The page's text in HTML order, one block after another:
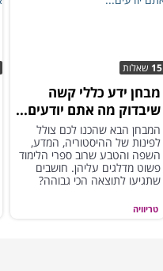
טריוויה
15 שאלות
מבחן ידע כללי קשה
שיבדוק מה אתם יודעים...
המבחן הבא שהכנו לכם צולל
לפינות של ההיסטוריה, המדע,
השפה והטבע שרוב ספרי הלימוד
פשוט מדלגים עליהן. חושבים
שתגיעו לתוצאה הכי גבוהה?